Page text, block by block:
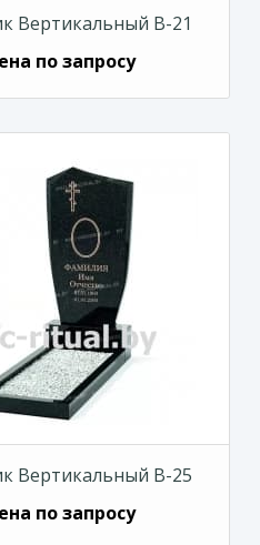
Вертикальный В-21
по запросу
Вертикальный В-25
по запросу